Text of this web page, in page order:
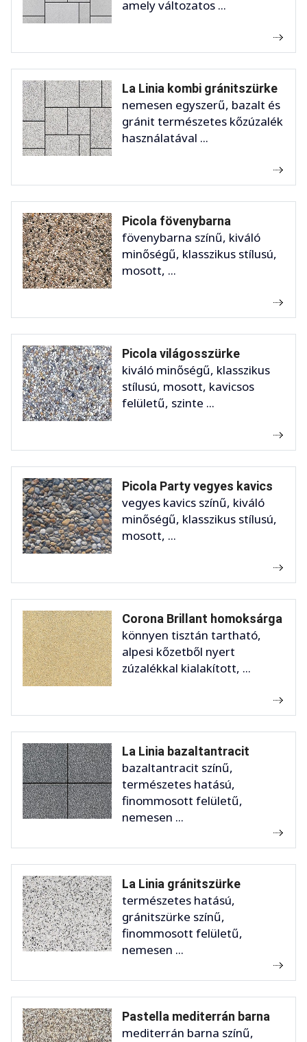
amely változatos ...
La Linia kombi gránitszürke
nemesen egyszerű, bazalt és
gránit természetes kőzúzalék
használatával ...
Picola fövenybarna
fövenybarna színű, kiváló
minőségű, klasszikus stílusú,
mosott, ...
Picola világosszürke
kiváló minőségű, klasszikus
stílusú, mosott, kavicsos
felületű, szinte ...
Picola Party vegyes kavics
vegyes kavics színű, kiváló
minőségű, klasszikus stílusú,
mosott, ...
Corona Brillant homoksárga
könnyen tisztán tartható,
alpesi kőzetből nyert
zúzalékkal kialakított, ...
La Linia bazaltantracit
bazaltantracit színű,
természetes hatású,
finommosott felületű,
nemesen ...
La Linia gránitszürke
természetes hatású,
gránitszürke színű,
finommosott felületű,
nemesen ...
Pastella mediterrán barna
mediterrán barna színű,